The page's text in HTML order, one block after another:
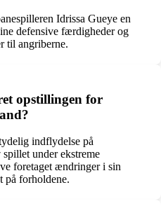
Idrissa Gueye en
defensive færdigheder og
til angriberne.
opstillingen for
indflydelse på
under ekstreme
foretaget ændringer i sin
på forholdene.